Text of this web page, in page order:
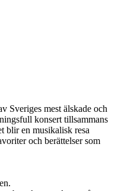
Sveriges mest älskade och
konsert tillsammans
blir en musikalisk resa
och berättelser som